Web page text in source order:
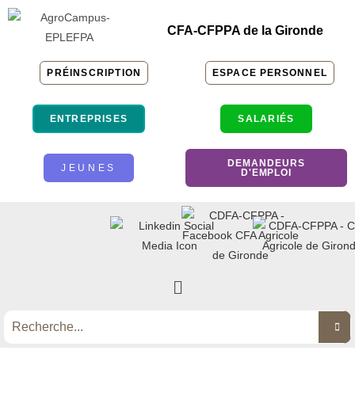
CFA-CFPPA de la Gironde
PRÉINSCRIPTION ESPACE PERSONNEL
ENTREPRISES SALARIÉS
JEUNES
DEMANDEURS
D'EMPLOI